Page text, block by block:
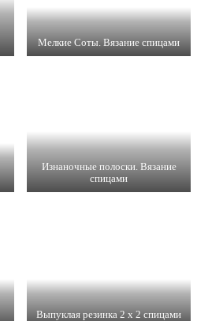
Мелкие Соты. Вязание спицами
Изнаночные полоски. Вязание
спицами
Выпуклая резинка 2 x 2 спицами